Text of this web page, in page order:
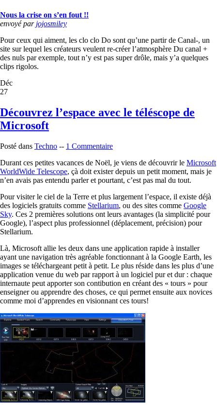
Nous la crise on s’en fout !!
envoyé par jojosmiley
Pour ceux qui aiment, les clo clo Do sont qu’une partir de Canal-, un
site sur lequel les créateurs veulent re-créer l’atmosphère Du canal +
des nuls par exemple, tout n’y est pas super drôle, mais y’a quelques
clips rigolos.
Déc
27
Découvrez l’espace avec le téléscope de
Microsoft
Posté dans Techno -- 1 Commentaire
Durant ces petites vacances de Noël, je viens de découvrir le Microsoft
WorldWide Telescope, çà doit exister depuis un petit moment, mais je
n’en avais pas entendu parler et pourtant, c’est pas mal du tout.
Pour visiter le ciel de la Terre et plus largement l’espace, il existe déjà
des logiciels gratuits comme Stellarium, ou des sites comme Google
Sky. Ces 2 premières solutions ont leurs avantages (la simplicité pour
Google), l’aspect plus professionnel (déplacement, précision) pour
Stellarium.
Là, Microsoft allie les deux dans une application rapide à installer
ayant une navigation très agréable fonctionnant à la Google Earth, les
images se téléchargeant petit à petit. Le plus réside dans les plus d’une
application venue du web par rapport à un logiciel pur et dur : chaque
internaute peut apporter son contibution en créant des « tours » pour
enseigner ou apprendre des choses, ce qui permet ensuite aux novices
comme moi d’apprendes en visionnant ces tours!